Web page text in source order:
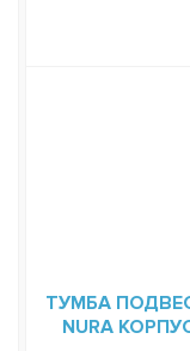
ТУМБА
NURA